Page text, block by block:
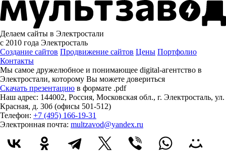
Делаем сайты в Электростали
с 2010 года Электросталь
Создание сайтов Продвижение сайтов Цены Портфолио
Контакты
Мы самое дружелюбное и понимающее digital-агентство в
Электростали, которому Вы можете довериться
Скачать презентацию в формате .pdf
Наш адрес: 144002, Россия, Московская обл., г. Электросталь, ул.
Красная, д. 30б (офисы 501-512)
Телефон: +7 (495) 166-19-31
Электронная почта: multzavod@yandex.ru